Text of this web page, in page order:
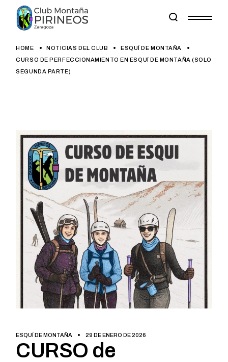
content
HOME NOTICIAS DEL CLUB
ESQUÍ DE MONTAÑA
CURSO DE PERFECCIONAMIENTO EN ESQUÍ DE MONTAÑA (SOLO
SEGUNDA PARTE)
ESQUÍ DE MONTAÑA 29 DE ENERO DE 2026
CURSO de